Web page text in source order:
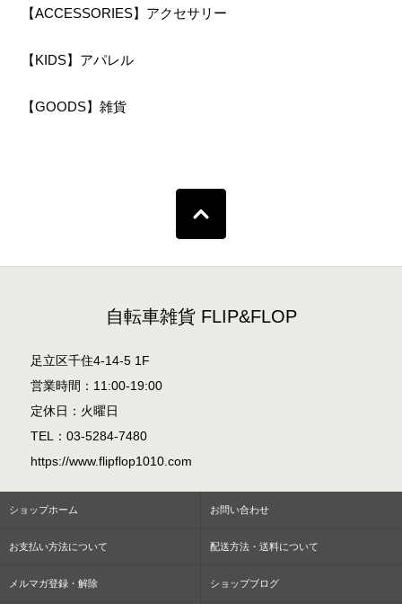
【ACCESSORIES】アクセサリー
【KIDS】アパレル
【GOODS】雑貨
自転車雑貨 FLIP&FLOP
足立区千住4-14-5 1F
営業時間：11:00-19:00
定休日：火曜日
TEL：03-5284-7480
https://www.flipflop1010.com
ショップホーム お問い合わせ
お支払い方法について 配送方法・送料について
メルマガ登録・解除 ショップブログ